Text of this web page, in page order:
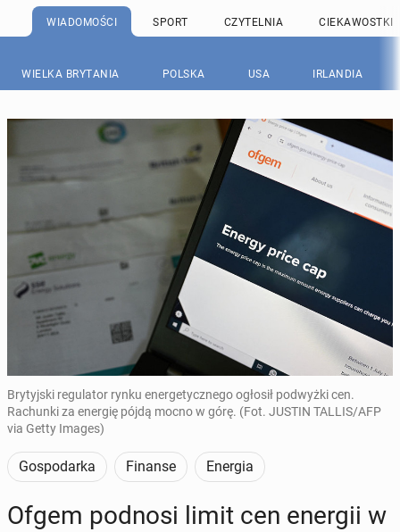
WIADOMOŚCI SPORT CZYTELNIA CIEKAWOSTKI
WIELKA BRYTANIA POLSKA USA IRLANDIA
Brytyjski regulator rynku energetycznego ogłosił podwyżki cen.
Rachunki za energię pójdą mocno w górę. (Fot. JUSTIN TALLIS/AFP
via Getty Images)
Gospodarka Finanse Energia
Ofgem podnosi limit cen energii w